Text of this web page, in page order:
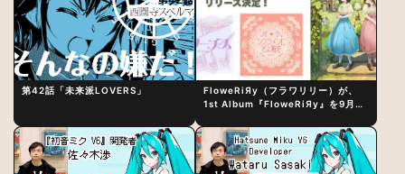
第42話「未来派LOVERS」
FloweRiЯy（フラワリリー）が、
1st Album『FloweRiЯy』を9月23